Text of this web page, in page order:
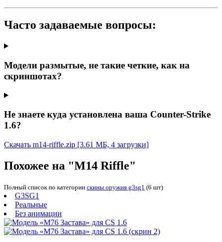
Часто задаваемые вопросы:
Модели размытые, не такие четкие, как на
скриншотах?
Не знаете куда установлена ваша Counter-Strike
1.6?
Скачать m14-riffle.zip [3.61 МБ, 4 загрузки]
Похожее на "M14 Riffle"
Полный список по категории скины оружия g3sg1 (6 шт)
G3SG1
Реальные
Без анимации